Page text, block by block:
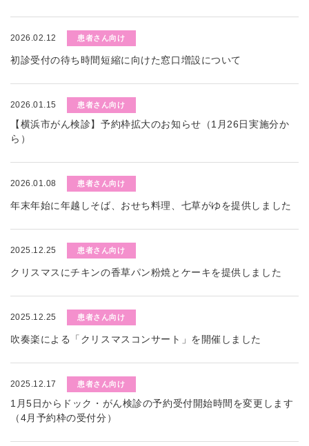
2026.02.12 患者さん向け
初診受付の待ち時間短縮に向けた窓口増設について
2026.01.15 患者さん向け
【横浜市がん検診】予約枠拡大のお知らせ（1月26日実施分か
ら）
2026.01.08 患者さん向け
年末年始に年越しそば、おせち料理、七草がゆを提供しました
2025.12.25 患者さん向け
クリスマスにチキンの香草パン粉焼とケーキを提供しました
2025.12.25 患者さん向け
吹奏楽による「クリスマスコンサート」を開催しました
2025.12.17 患者さん向け
1月5日からドック・がん検診の予約受付開始時間を変更します
（4月予約枠の受付分）